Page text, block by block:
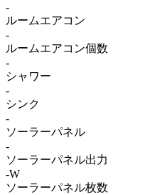
-
ルームエアコン
-
ルームエアコン個数
-
シャワー
-
シンク
-
ソーラーパネル
-
ソーラーパネル出力
-W
ソーラーパネル枚数